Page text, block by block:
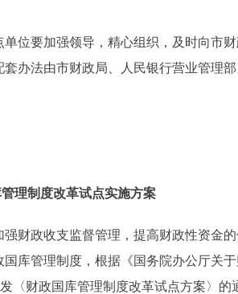
要加强领导，精心组织，及时向市
办法由市财政局、人民银行营业管理部
理制度改革试点实施方案
政收支监督管理，提高财政性资金
库管理制度，根据《国务院办公厅关
〈财政国库管理制度改革试点方案〉的